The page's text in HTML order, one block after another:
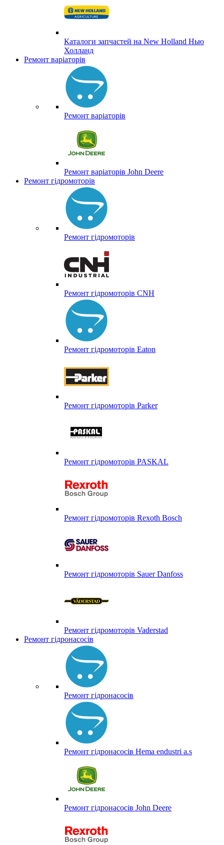
Каталоги запчастей на New Holland Нью
Холланд
Ремонт варіаторів
Ремонт варіаторів
Ремонт варіаторів John Deere
Ремонт гідромоторів
Ремонт гідромоторів
Ремонт гідромоторів CNH
Ремонт гідромоторів Eaton
Ремонт гідромоторів Parker
Ремонт гідромоторів PASKAL
Ремонт гідромоторів Rexoth Bosch
Ремонт гідромоторів Sauer Danfoss
Ремонт гідромоторів Vaderstad
Ремонт гідронасосів
Ремонт гідронасосів
Ремонт гідронасосів Hema endustri a.s
Ремонт гідронасосів John Deere